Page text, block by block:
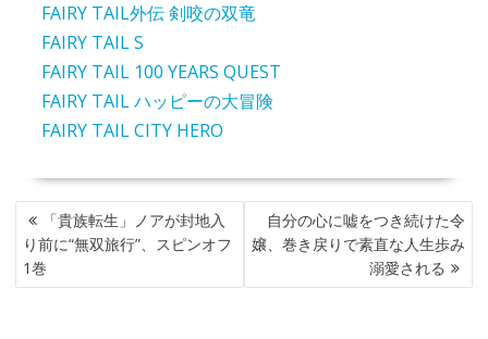
FAIRY TAIL外伝 剣咬の双竜
FAIRY TAIL S
FAIRY TAIL 100 YEARS QUEST
FAIRY TAIL ハッピーの大冒険
FAIRY TAIL CITY HERO
投
稿
ナ
ビ
「貴族転生」ノアが封地入
り前に“無双旅行”、スピンオフ
1巻
自分の心に嘘をつき続けた令
嬢、巻き戻りで素直な人生歩み
溺愛される